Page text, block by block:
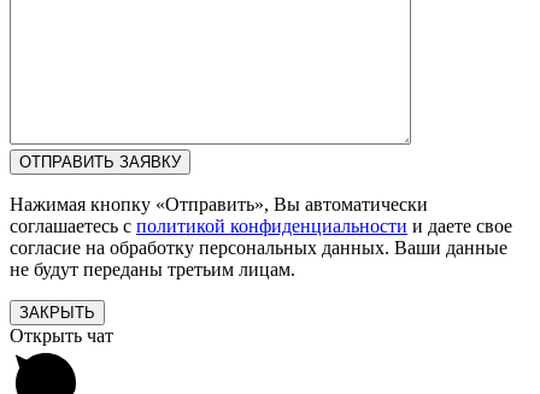
Нажимая кнопку «Отправить», Вы автоматически
соглашаетесь с политикой конфиденциальности и даете свое
согласие на обработку персональных данных. Ваши данные
не будут переданы третьим лицам.
ЗАКРЫТЬ
Открыть чат